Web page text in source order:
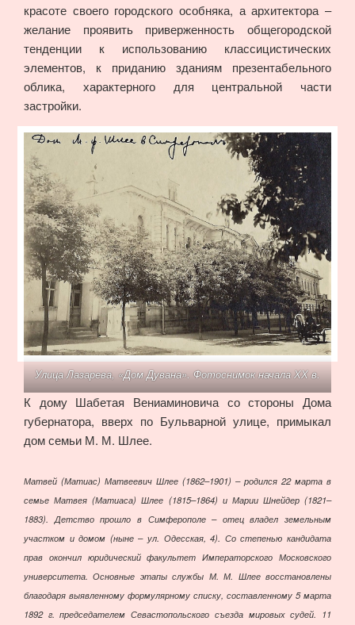
красоте своего городского особняка, а архитектора –
желание проявить приверженность общегородской
тенденции к использованию классицистических
элементов, к приданию зданиям презентабельного
облика, характерного для центральной части
застройки.
Улица Лазарева, «Дом Дувана». Фотоснимок начала ХХ в.
К дому Шабетая Вениаминовича со стороны Дома
губернатора, вверх по Бульварной улице, примыкал
дом семьи М. М. Шлее.
Матвей (Матиас) Матвеевич Шлее (1862–1901) – родился 22 марта в
семье Матвея (Матиаса) Шлее (1815–1864) и Марии Шнейдер (1821–
1883). Детство прошло в Симферополе – отец владел земельным
участком и домом (ныне – ул. Одесская, 4). Со степенью кандидата
прав окончил юридический факультет Императорского Московского
университета. Основные этапы службы М. М. Шлее восстановлены
благодаря выявленному формулярному списку, составленному 5 марта
1892 г. председателем Севастопольского съезда мировых судей. 11